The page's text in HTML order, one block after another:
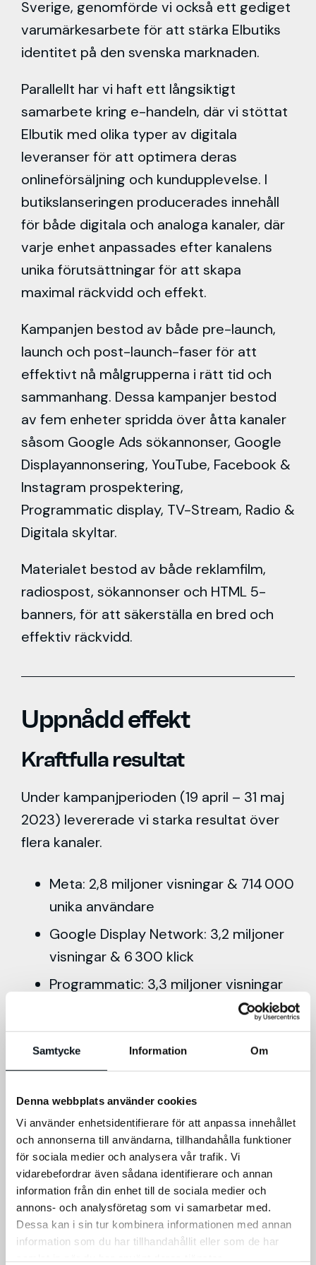
Samtycke Information Om
Denna webbplats använder cookies
Vi använder enhetsidentifierare för att anpassa innehållet
och annonserna till användarna, tillhandahålla funktioner
för sociala medier och analysera vår trafik. Vi
vidarebefordrar även sådana identifierare och annan
information från din enhet till de sociala medier och
annons- och analysföretag som vi samarbetar med.
Dessa kan i sin tur kombinera informationen med annan
information som du har tillhandahållit eller som de har
Sverige, genomförde vi också ett gediget
varumärkesarbete för att stärka Elbutiks
identitet på den svenska marknaden.
Parallellt har vi haft ett långsiktigt
samarbete kring e-handeln, där vi stöttat
Elbutik med olika typer av digitala
leveranser för att optimera deras
onlineförsäljning och kundupplevelse. I
butikslanseringen producerades innehåll
för både digitala och analoga kanaler, där
varje enhet anpassades efter kanalens
unika förutsättningar för att skapa
maximal räckvidd och effekt.
Kampanjen bestod av både pre-launch,
launch och post-launch-faser för att
effektivt nå målgrupperna i rätt tid och
sammanhang. Dessa kampanjer bestod
av fem enheter spridda över åtta kanaler
såsom Google Ads sökannonser, Google
Displayannonsering, YouTube, Facebook &
Instagram prospektering,
Programmatic display, TV-Stream, Radio &
Digitala skyltar.
Materialet bestod av både reklamfilm,
radiospost, sökannonser och HTML 5-
banners, för att säkerställa en bred och
effektiv räckvidd.
Uppnådd effekt
Kraftfulla resultat
Under kampanjperioden (19 april – 31 maj
2023) levererade vi starka resultat över
flera kanaler.
Meta: 2,8 miljoner visningar & 714 000
unika användare
Google Display Network: 3,2 miljoner
visningar & 6 300 klick
Programmatic: 3,3 miljoner visningar
YouTube: 180 000 visningar & 44 000
unika användare
enheter
Sökannonser: 8 464 visningar & 3 511
klick
Ett träffsäkert budskap
I vårt strategiska arbete för Elbutik tog vi